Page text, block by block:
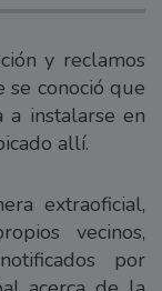
y reclamos
se conoció que
instalarse en
allí.
extraoficial,
vecinos,
por